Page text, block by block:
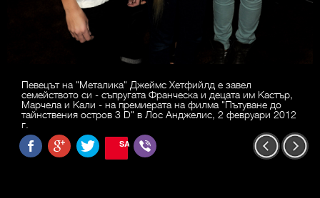
Певецът на "Металика" Джеймс Хетфийлд е завел
семейството си - съпругата Франческа и децата им Кастър,
Марчела и Кали - на премиерата на филма "Пътуване до
тайнствения остров 3 D" в Лос Анджелис, 2 февруари 2012
г.
SAVE